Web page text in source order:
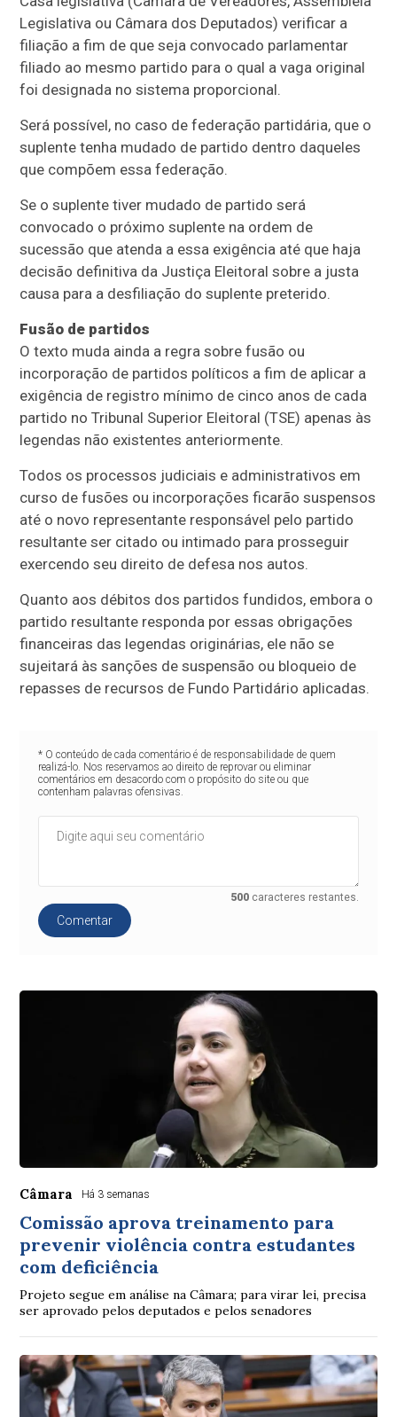
Legislativa ou Câmara dos Deputados) verificar a
filiação a fim de que seja convocado parlamentar
filiado ao mesmo partido para o qual a vaga original
foi designada no sistema proporcional.
Será possível, no caso de federação partidária, que o
suplente tenha mudado de partido dentro daqueles
que compõem essa federação.
Se o suplente tiver mudado de partido será
convocado o próximo suplente na ordem de
sucessão que atenda a essa exigência até que haja
decisão definitiva da Justiça Eleitoral sobre a justa
causa para a desfiliação do suplente preterido.
Fusão de partidos
O texto muda ainda a regra sobre fusão ou
incorporação de partidos políticos a fim de aplicar a
exigência de registro mínimo de cinco anos de cada
partido no Tribunal Superior Eleitoral (TSE) apenas às
legendas não existentes anteriormente.
Todos os processos judiciais e administrativos em
curso de fusões ou incorporações ficarão suspensos
até o novo representante responsável pelo partido
resultante ser citado ou intimado para prosseguir
exercendo seu direito de defesa nos autos.
Quanto aos débitos dos partidos fundidos, embora o
partido resultante responda por essas obrigações
financeiras das legendas originárias, ele não se
sujeitará às sanções de suspensão ou bloqueio de
repasses de recursos de Fundo Partidário aplicadas.
* O conteúdo de cada comentário é de responsabilidade de quem
realizá-lo. Nos reservamos ao direito de reprovar ou eliminar
comentários em desacordo com o propósito do site ou que
contenham palavras ofensivas.
500 caracteres restantes.
Comentar
Câmara Há 3 semanas
Comissão aprova treinamento para
prevenir violência contra estudantes
com deficiência
Projeto segue em análise na Câmara; para virar lei, precisa
ser aprovado pelos deputados e pelos senadores